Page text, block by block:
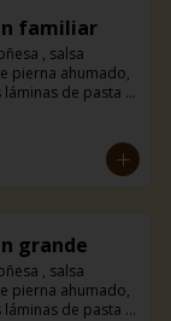
familiar
, salsa
pierna ahumado,
de pasta
entre dulce
tropical.
grande
, salsa
pierna ahumado,
de pasta